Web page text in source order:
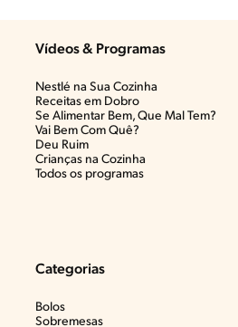
Vídeos & Programas​
Nestlé na Sua Cozinha
Receitas em Dobro
Se Alimentar Bem, Que Mal Tem?​
Vai Bem Com Quê?​
Deu Ruim​
Crianças na Cozinha​
Todos os programas
Categorias
Bolos
Sobremesas